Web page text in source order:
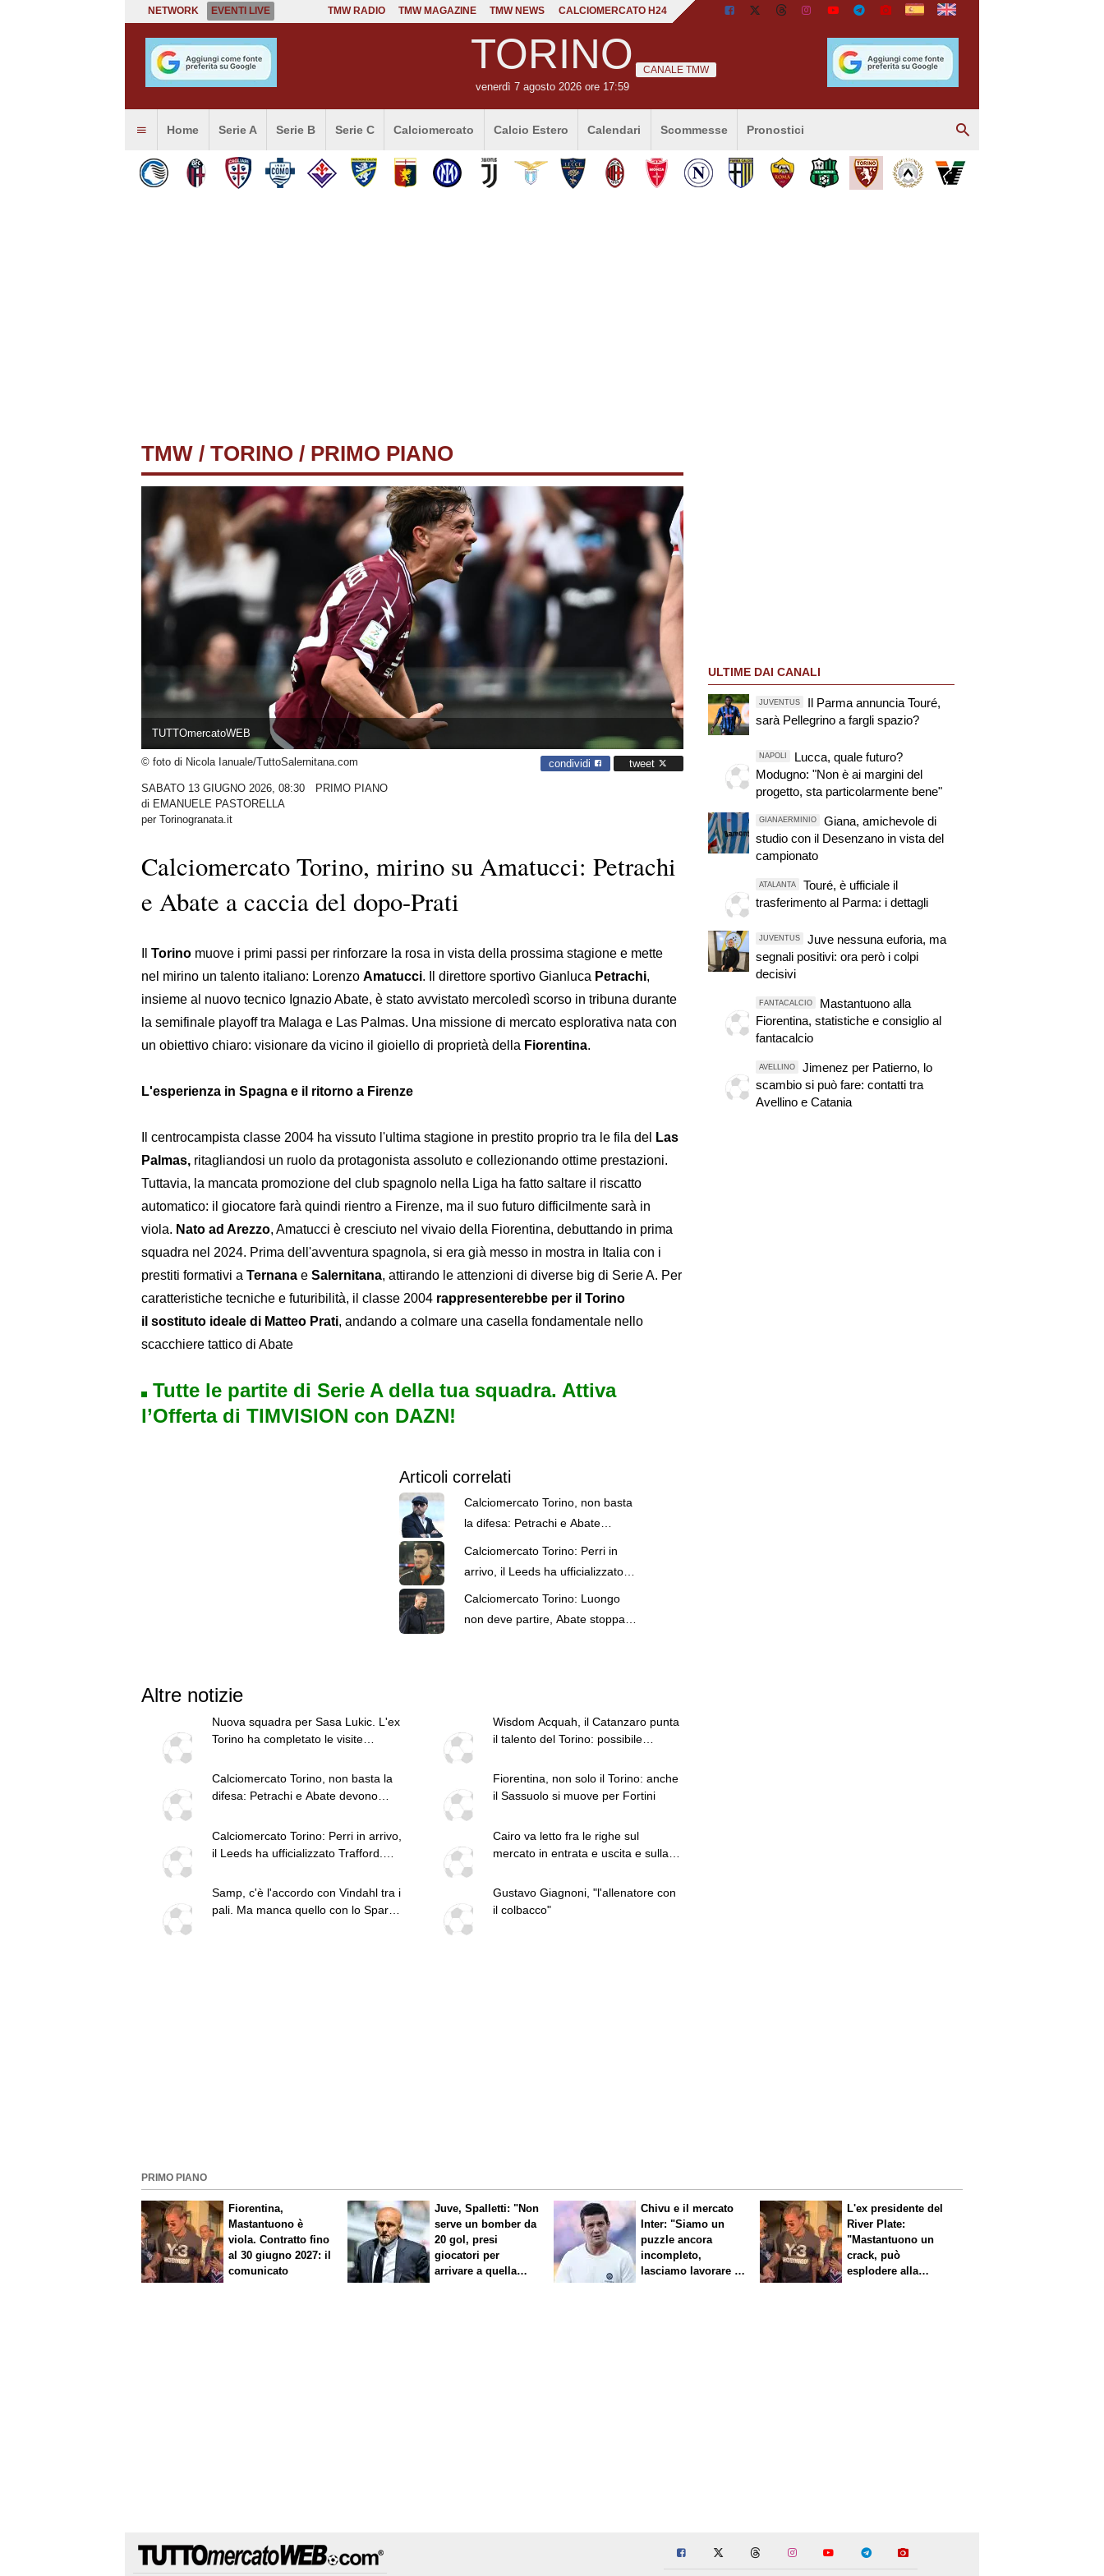
NETWORK EVENTI LIVE TMW RADIO TMW MAGAZINE TMW NEWS CALCIOMERCATO H24
TORINO
venerdì 7 agosto 2026 ore 17:59
CANALE TMW
Home Serie A Serie B Serie C Calciomercato Calcio Estero Calendari Scommesse Pronostici
TMW / TORINO / PRIMO PIANO
TUTTOmercatoWEB
© foto di Nicola Ianuale/TuttoSalernitana.com condividi tweet
SABATO 13 GIUGNO 2026, 08:30
PRIMO PIANO
di EMANUELE PASTORELLA
per Torinogranata.it
Calciomercato Torino, mirino su Amatucci: Petrachi
e Abate a caccia del dopo-Prati
Torino muove i primi passi per rinforzare la rosa in vista della prossima stagione e mette
nel mirino un talento italiano: Lorenzo Amatucci. Il direttore sportivo Gianluca Petrachi,
insieme al nuovo tecnico Ignazio Abate, è stato avvistato mercoledì scorso in tribuna durante
la semifinale playoff tra Malaga e Las Palmas. Una missione di mercato esplorativa nata con
un obiettivo chiaro: visionare da vicino il gioiello di proprietà della Fiorentina.
L'esperienza in Spagna e il ritorno a Firenze
Il centrocampista classe 2004 ha vissuto l'ultima stagione in prestito proprio tra le fila del
Las
Palmas, ritagliandosi un ruolo da protagonista assoluto e collezionando ottime prestazioni.
Tuttavia, la mancata promozione del club spagnolo nella Liga ha fatto saltare il riscatto
automatico: il giocatore farà quindi rientro a Firenze, ma il suo futuro difficilmente sarà in
viola. Nato ad Arezzo, Amatucci è cresciuto nel vivaio della Fiorentina, debuttando in prima
squadra nel 2024. Prima dell'avventura spagnola, si era già messo in mostra in Italia con i
prestiti formativi a Ternana e Salernitana, attirando le attenzioni di diverse big di Serie A. Per
caratteristiche tecniche e futuribilità, il classe 2004 rappresenterebbe per il Torino
il sostituto ideale di Matteo Prati, andando a colmare una casella fondamentale nello
scacchiere tattico di Abate
Tutte le partite di Serie A della tua squadra. Attiva
l’Offerta di TIMVISION con DAZN!
Articoli correlati
Calciomercato Torino, non basta
la difesa: Petrachi e Abate
Calciomercato Torino: Perri in
arrivo, il Leeds ha ufficializzato
Trafford. Abate lo aspetta
Calciomercato Torino: Luongo
non deve partire, Abate stoppa
Altre notizie
Nuova squadra per Sasa Lukic. L'ex
Torino ha completato le visite
Wisdom Acquah, il Catanzaro punta
il talento del Torino: possibile
Calciomercato Torino, non basta la
difesa: Petrachi e Abate devono
Fiorentina, non solo il Torino: anche
il Sassuolo si muove per Fortini
Calciomercato Torino: Perri in arrivo,
il Leeds ha ufficializzato Trafford.
Cairo va letto fra le righe sul
mercato in entrata e uscita e sulla
Samp, c'è l'accordo con Vindahl tra i
pali. Ma manca quello con lo Sparta
Gustavo Giagnoni, "l'allenatore con
il colbacco"
ULTIME DAI CANALI
JUVENTUS
Il Parma annuncia Touré,
sarà Pellegrino a fargli spazio?
NAPOLI
Lucca, quale futuro?
Modugno: "Non è ai margini del
progetto, sta particolarmente bene"
GIANAERMINIO
Giana, amichevole di
studio con il Desenzano in vista del
campionato
ATALANTA
Touré, è ufficiale il
trasferimento al Parma: i dettagli
JUVENTUS
Juve nessuna euforia, ma
segnali positivi: ora però i colpi
decisivi
FANTACALCIO
Mastantuono alla
Fiorentina, statistiche e consiglio al
fantacalcio
AVELLINO
Jimenez per Patierno, lo
scambio si può fare: contatti tra
Avellino e Catania
PRIMO PIANO
Fiorentina,
Mastantuono è
viola. Contratto fino
al 30 giugno 2027: il
comunicato
Juve, Spalletti: "Non
serve un bomber da
20 gol, presi
giocatori per
arrivare a quella
Chivu e il mercato
Inter: "Siamo un
puzzle ancora
incompleto,
lasciamo lavorare i
L'ex presidente del
River Plate:
"Mastantuono un
crack, può
esplodere alla